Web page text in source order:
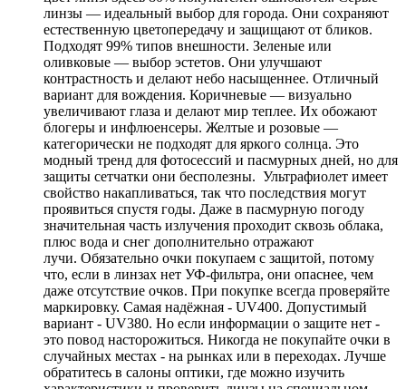
линзы — идеальный выбор для города. Они сохраняют
естественную цветопередачу и защищают от бликов.
Подходят 99% типов внешности. Зеленые или
оливковые — выбор эстетов. Они улучшают
контрастность и делают небо насыщеннее. Отличный
вариант для вождения. Коричневые — визуально
увеличивают глаза и делают мир теплее. Их обожают
блогеры и инфлюенсеры. Желтые и розовые —
категорически не подходят для яркого солнца. Это
модный тренд для фотосессий и пасмурных дней, но для
защиты сетчатки они бесполезны. Ультрафиолет имеет
свойство накапливаться, так что последствия могут
проявиться спустя годы. Даже в пасмурную погоду
значительная часть излучения проходит сквозь облака,
плюс вода и снег дополнительно отражают
лучи. Обязательно очки покупаем с защитой, потому
что, если в линзах нет УФ-фильтра, они опаснее, чем
даже отсутствие очков. При покупке всегда проверяйте
маркировку. Самая надёжная - UV400. Допустимый
вариант - UV380. Но если информации о защите нет -
это повод насторожиться. Никогда не покупайте очки в
случайных местах - на рынках или в переходах. Лучше
обратитесь в салоны оптики, где можно изучить